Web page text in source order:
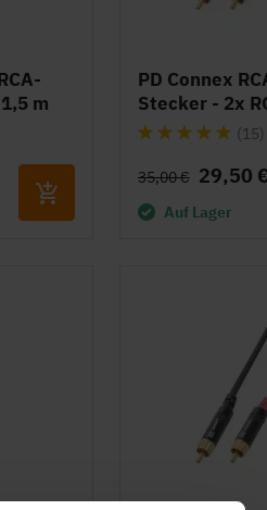
m
PD Connex
Stecker - 2x
Bewertung:
(15)
29,50
35,00 €
Auf Lager